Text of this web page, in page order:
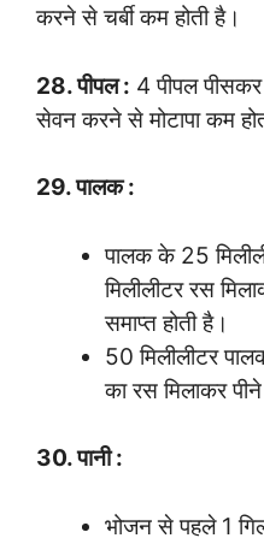
करने से चर्बी कम होती है।
28. पीपल : 4 पीपल
सेवन करने से मोटापा कम
29. पालक :
पालक के 25
मिलीलीटर रस
समाप्त होती है।
50 मिलीलीटर
का रस मिलाकर पीने
30. पानी :
भोजन से पहले 1